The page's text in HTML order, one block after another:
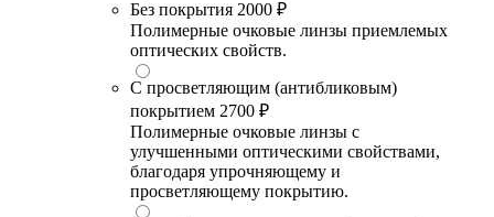
Без покрытия 2000 ₽
Полимерные очковые линзы приемлемых
оптических свойств.
С просветляющим (антибликовым)
покрытием 2700 ₽
Полимерные очковые линзы с
улучшенными оптическими свойствами,
благодаря упрочняющему и
просветляющему покрытию.